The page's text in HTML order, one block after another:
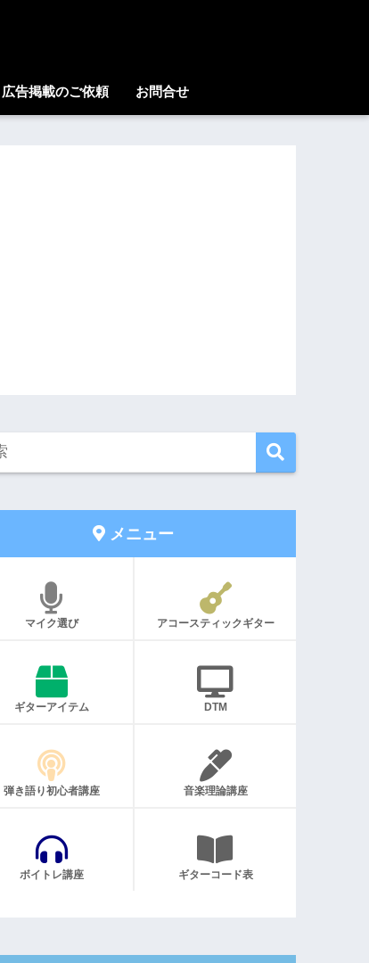
広告掲載のご依頼 お問合せ
メニュー
マイク選び アコースティックギター
ギターアイテム DTM
弾き語り初心者講座 音楽理論講座
ボイトレ講座 ギターコード表